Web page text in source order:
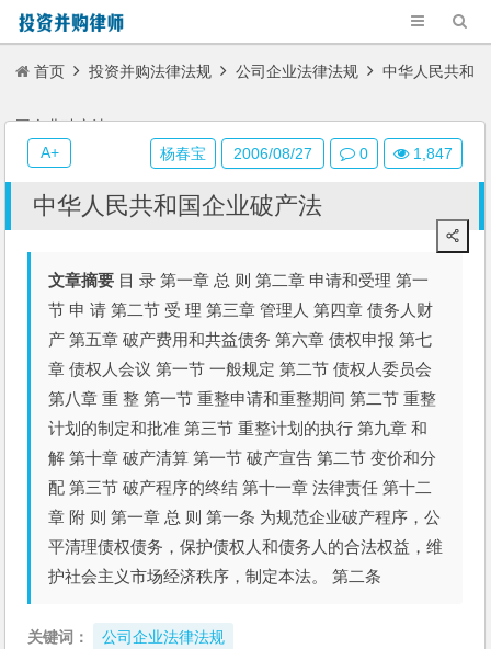
首页 投资并购法律法规 公司企业法律法规 中华人民共和
国企业破产法
中华人民共和国企业破产法
文章摘要 目 录 第一章 总 则 第二章 申请和受理 第一
节 申 请 第二节 受 理 第三章 管理人 第四章 债务人财
产 第五章 破产费用和共益债务 第六章 债权申报 第七
章 债权人会议 第一节 一般规定 第二节 债权人委员会
第八章 重 整 第一节 重整申请和重整期间 第二节 重整
计划的制定和批准 第三节 重整计划的执行 第九章 和
解 第十章 破产清算 第一节 破产宣告 第二节 变价和分
配 第三节 破产程序的终结 第十一章 法律责任 第十二
章 附 则 第一章 总 则 第一条 为规范企业破产程序，公
平清理债权债务，保护债权人和债务人的合法权益，维
护社会主义市场经济秩序，制定本法。 第二条
关键词： 公司企业法律法规
杨春宝 2006/08/27 0 1,847
A+